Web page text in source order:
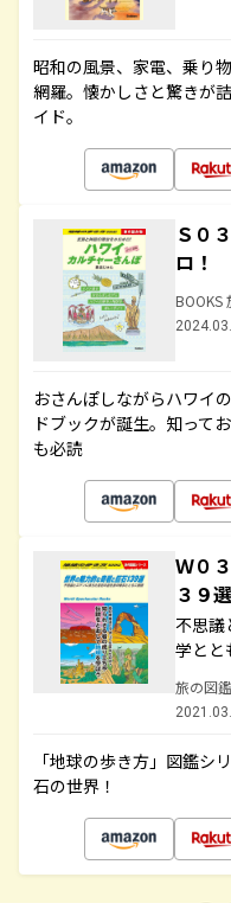
昭和の風景、家電、乗り
網羅。懐かしさと驚きが
イド。
Ｓ０
ロ！
BOOKS
おさんぽしながらハワイ
ドブックが誕生。知って
も必読
Ｗ０
３９
不思議
学とと
旅の図鑑
「地球の歩き方」図鑑シ
石の世界！